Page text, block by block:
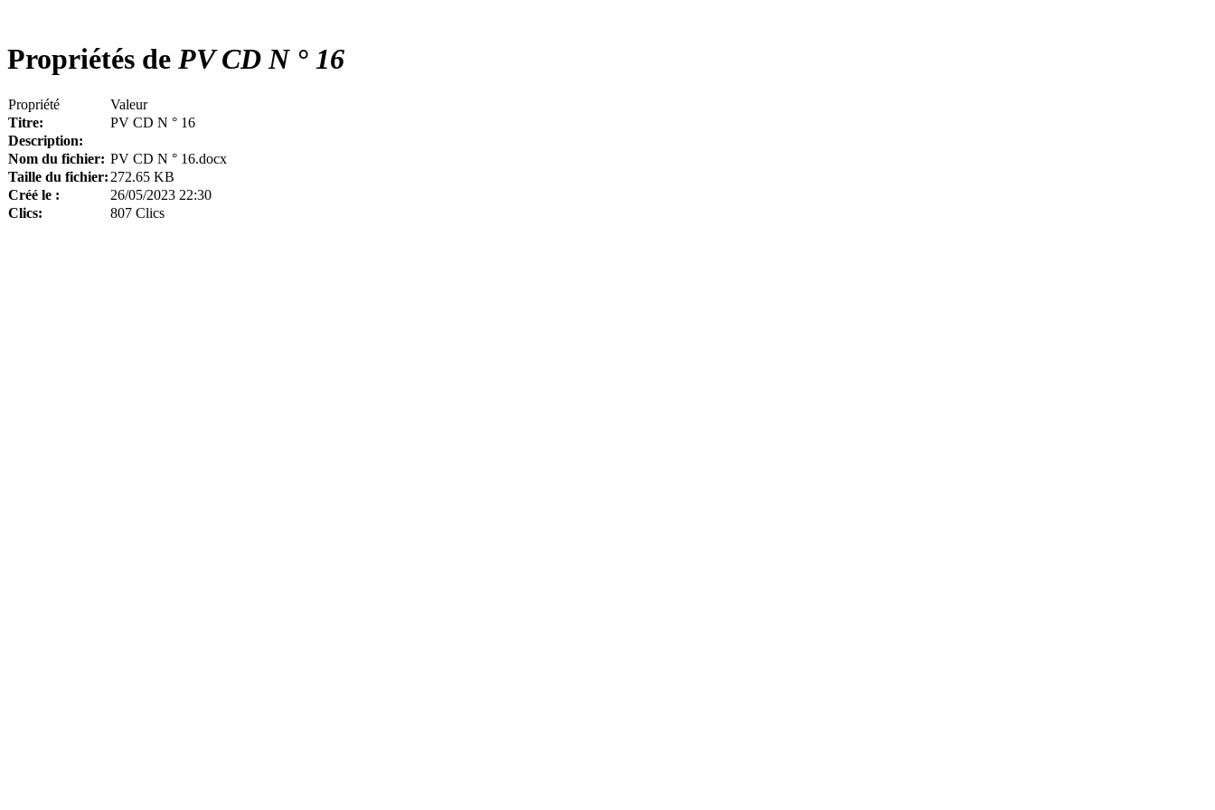
Propriétés de PV CD N ° 16
Propriété
Valeur
Titre:
PV CD N ° 16
Description:
Nom du fichier: PV CD N ° 16.docx
Taille du fichier: 272.65 KB
Créé le :
26/05/2023 22:30
Clics:
807 Clics